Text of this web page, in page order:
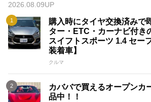
2026.08.09UP
購入時にタイヤ交換済みで
ター・ETC・カーナビ付き
スイフトスポーツ 1.4 セー
装着車】
クルマ
カババで買えるオープンカ
品中！！